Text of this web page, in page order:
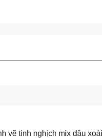
vẽ tinh nghịch mix dâu